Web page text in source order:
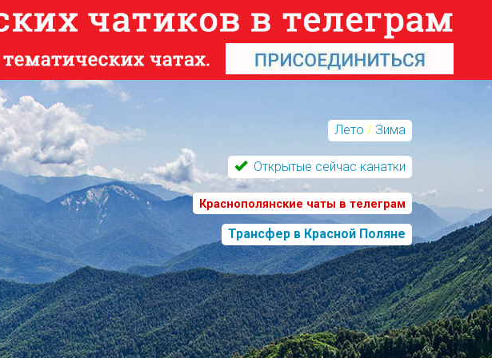
Лето / Зима
Открытые сейчас канатки
Краснополянские чаты в телеграм
Трансфер в Красной Поляне